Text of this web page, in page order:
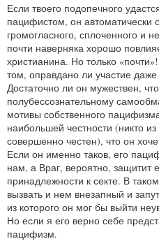
Если твоего подопечного
пацифистом, он автоматически
громогласного, сплоченного и
почти наверняка хорошо
христианина. Но только
том, оправдано ли участие
Достаточно ли он мужествен,
полубессознательному
мотивы собственного
наибольшей честности (никто
совершенно честен), что он
Если он именно таков, его
нам, а Враг, вероятно, защитит
принадлежности к секте. В
вызвать и нем внезапный и
из которого он мог бы выйти
Но если я его верно себе
пацифизм.